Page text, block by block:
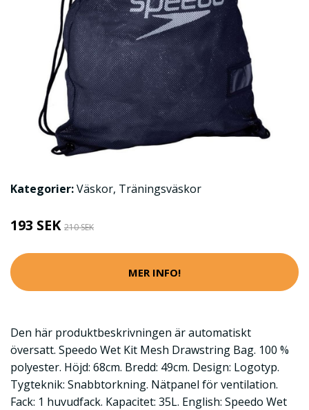
Kategorier:Väskor, Träningsväskor
193 SEK 210 SEK
MER INFO!
Den här produktbeskrivningen är automatiskt
översatt. Speedo Wet Kit Mesh Drawstring Bag. 100 %
polyester. Höjd: 68cm. Bredd: 49cm. Design: Logotyp.
Tygteknik: Snabbtorkning. Nätpanel för ventilation.
Fack: 1 huvudfack. Kapacitet: 35L. English: Speedo Wet